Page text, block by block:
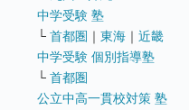
中学受験 塾
└ 首都圏 ｜ 東海 ｜ 近畿
中学受験 個別指導塾
└ 首都圏
公立中高一貫校対策 塾